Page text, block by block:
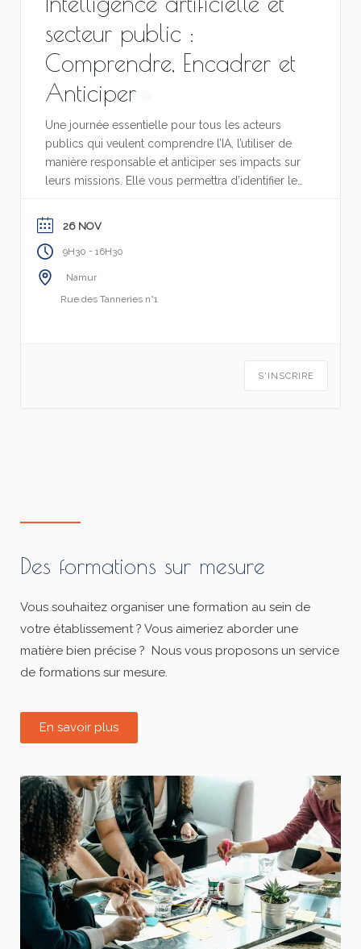
secteur public :
Comprendre, Encadrer et
Anticiper
Une journée essentielle pour tous les acteurs
publics qui veulent comprendre l’IA, l’utiliser de
manière responsable et anticiper ses impacts sur
leurs missions. Elle vous permettra d’identifier les
26 NOV
9H30 - 16H30
Namur
Rue des Tanneries n°1
S'INSCRIRE
Des formations sur mesure
Vous souhaitez organiser une formation au sein de
votre établissement ? Vous aimeriez aborder une
matière bien précise ? Nous vous proposons un service
de formations sur mesure.
En savoir plus